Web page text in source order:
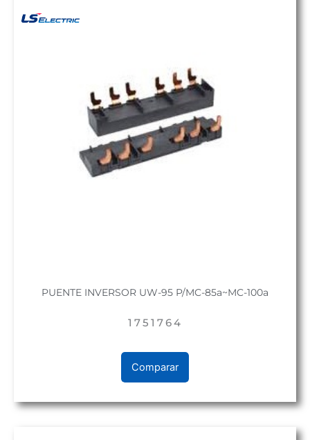
PUENTE INVERSOR UW-95 P/MC-85a~MC-100a
1751764
Comparar